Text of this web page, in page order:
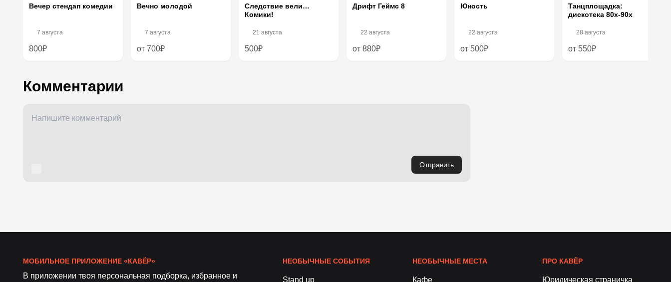
Вечер стендап комедии
7 августа
800₽
Вечно молодой
7 августа
от 700₽
Следствие вели…
Комики!
21 августа
500₽
Дрифт Геймс 8
22 августа
от 880₽
Юность
22 августа
от 500₽
Танцплощадка:
дискотека 80х-90х
28 августа
от 550₽
Комментарии
Отправить
МОБИЛЬНОЕ ПРИЛОЖЕНИЕ «КАВЁР»
В приложении твоя персональная подборка, избранное и
НЕОБЫЧНЫЕ СОБЫТИЯ
Stand up
НЕОБЫЧНЫЕ МЕСТА
Кафе
ПРО КАВЁР
Юридическая страничка